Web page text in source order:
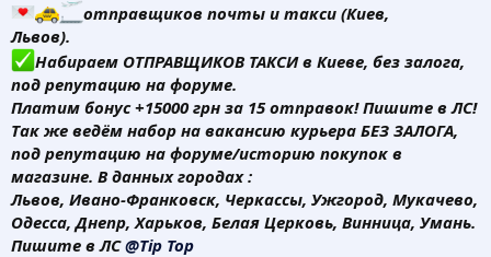
отправщиков почты и такси (Киев,
Львов).
Набираем ОТПРАВЩИКОВ ТАКСИ в Киеве, без залога,
под репутацию на форуме.
Платим бонус +15000 грн за 15 отправок! Пишите в ЛС!
Так же ведём набор на вакансию курьера БЕЗ ЗАЛОГА,
под репутацию на форуме/историю покупок в
магазине. В данных городах :
Львов, Ивано-Франковск, Черкассы, Ужгород, Мукачево,
Одесса, Днепр, Харьков, Белая Церковь, Винница, Умань.
Пишите в ЛС@Tip Top